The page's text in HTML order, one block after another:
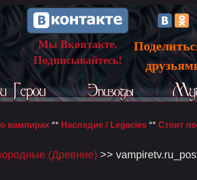
Мы Вконтакте.
Подписывайтесь!
вампирах ** Наследие / Legacies ** Стоит
(Древние) >>